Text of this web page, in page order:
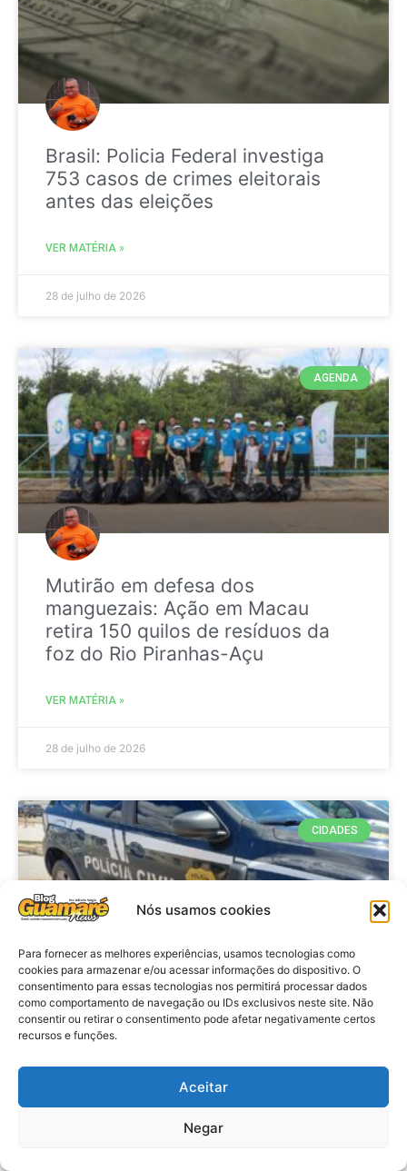
Nós usamos cookies
Para fornecer as melhores experiências, usamos tecnologias como
cookies para armazenar e/ou acessar informações do dispositivo. O
consentimento para essas tecnologias nos permitirá processar dados
como comportamento de navegação ou IDs exclusivos neste site. Não
consentir ou retirar o consentimento pode afetar negativamente certos
recursos e funções.
Aceitar
Negar
Brasil: Policia Federal investiga
753 casos de crimes eleitorais
antes das eleições
VER MATÉRIA »
28 de julho de 2026
AGENDA
Mutirão em defesa dos
manguezais: Ação em Macau
retira 150 quilos de resíduos da
foz do Rio Piranhas-Açu
VER MATÉRIA »
28 de julho de 2026
CIDADES
Operação Macau Segura: Polícia
contra dois suspeitos por
integrarem organização criminosa
no interior do RN